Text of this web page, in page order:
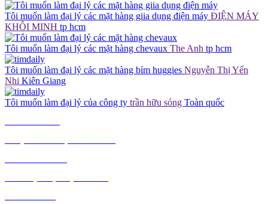
Tôi muốn làm đại lý các mặt hàng giia dụng điện máy ĐIỆN MÁY
KHÔI MINH tp hcm
Tôi muốn làm đại lý các mặt hàng chevaux The Anh tp hcm
Tôi muốn làm đại lý các mặt hàng bỉm huggies Nguyễn Thị Yến
Nhi Kiên Giang
Tôi muốn làm đại lý của công ty trần hữu sóng Toàn quốc